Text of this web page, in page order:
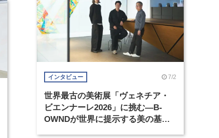
インタビュー 7/2
世界最古の美術展「ヴェネチア・
ビエンナーレ2026」に挑む―B-
OWNDが世界に提示する美の基準